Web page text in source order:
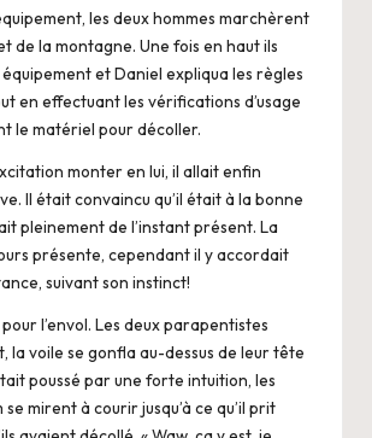
les deux hommes marchèrent
de la montagne. Une fois en haut ils
et Daniel expliqua les règles
en effectuant les vérifications d’usage
le matériel pour décoller.
monter en lui, il allait enfin
Il était convaincu qu’il était à la bonne
pleinement de l’instant présent. La
présente, cependant il y accordait
suivant son instinct!
l’envol. Les deux parapentistes
la voile se gonfla au-dessus de leur tête
poussé par une forte intuition, les
se mirent à courir jusqu’à ce qu’il prit